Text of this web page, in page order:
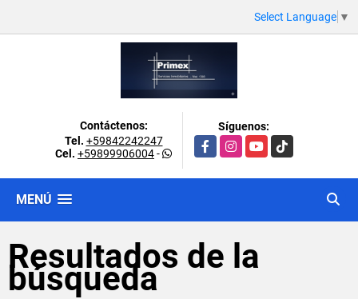
Select Language ▼
Contáctenos:
Tel. +59842242247
Cel. +59899906004-
Síguenos:
FacebookInstagramYouTubeTikTok
MENÚ
Resultados de la
búsqueda